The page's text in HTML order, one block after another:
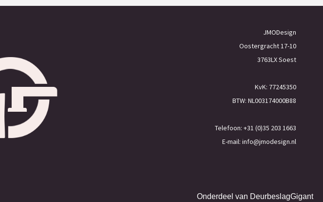
JMODesign
Oostergracht 17-10
3763LX Soest
KvK: 77245350
BTW: NL003174000B88
Telefoon: +31 (0)35 203 1663
E-mail: info@jmodesign.nl
Onderdeel van DeurbeslagGigant